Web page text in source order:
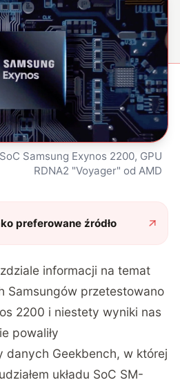
Samsung Exynos 2200, GPU
RDNA2 "Voyager" od AMD
preferowane źródło
informacji na temat
Samsungów przetestowano
2200 i niestety wyniki nas
powaliły
danych Geekbench, w której
układu SoC SM-